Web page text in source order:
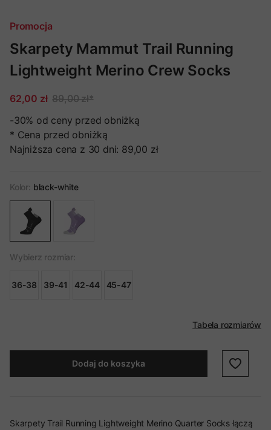
Promocja
Skarpety Mammut Trail Running
Lightweight Merino Crew Socks
62,00 zł 89,00 zł*
-30% od ceny przed obniżką
* Cena przed obniżką
Najniższa cena z 30 dni: 89,00 zł
Kolor: black-white
Wybierz rozmiar:
36-38 39-41 42-44 45-47
Tabela rozmiarów
Dodaj do koszyka
Skarpety Trail Running Lightweight Merino Quarter Socks łączą